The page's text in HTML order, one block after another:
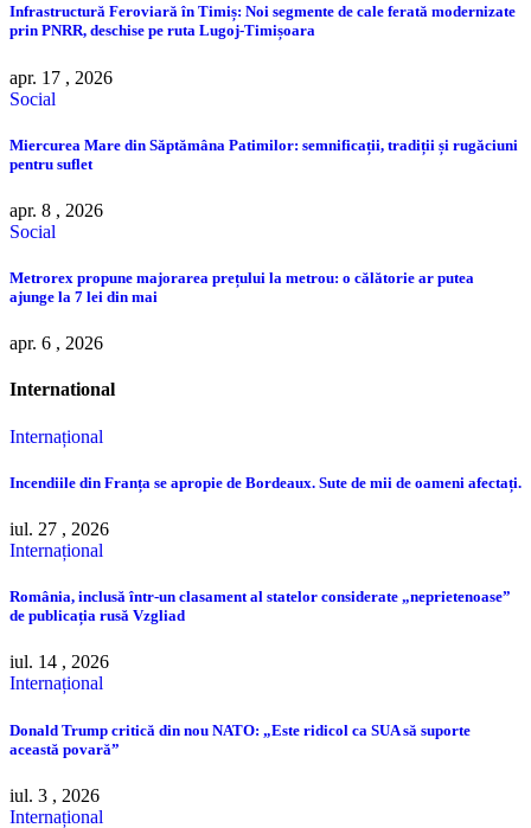
Infrastructură Feroviară în Timiș: Noi segmente de cale ferată modernizate
prin PNRR, deschise pe ruta Lugoj-Timișoara
apr. 17 , 2026
Social
Miercurea Mare din Săptămâna Patimilor: semnificații, tradiții și rugăciuni
pentru suflet
apr. 8 , 2026
Social
Metrorex propune majorarea prețului la metrou: o călătorie ar putea
ajunge la 7 lei din mai
apr. 6 , 2026
International
Internațional
Incendiile din Franța se apropie de Bordeaux. Sute de mii de oameni afectați.
iul. 27 , 2026
Internațional
România, inclusă într-un clasament al statelor considerate „neprietenoase”
de publicația rusă Vzgliad
iul. 14 , 2026
Internațional
Donald Trump critică din nou NATO: „Este ridicol ca SUA să suporte
această povară”
iul. 3 , 2026
Internațional